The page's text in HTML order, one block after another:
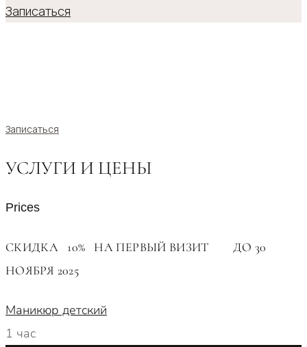
Записаться
Записаться
УСЛУГИ И ЦЕНЫ
Prices
СКИДКА 10% НА ПЕРВЫЙ ВИЗИТ ДО 30
НОЯБРЯ 2025
Маникюр детский
1 час